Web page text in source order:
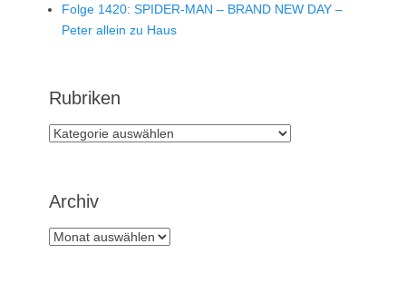
Folge 1420: SPIDER-MAN – BRAND NEW DAY –
Peter allein zu Haus
Rubriken
Rubriken
Archiv
Archiv